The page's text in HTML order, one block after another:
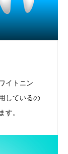
イトニン
しているの
す。